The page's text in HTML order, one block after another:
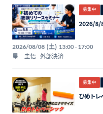
募集中
2026/8/8
2026/08/08 (土) 13:00 - 17:00
星 圭悟 外部決済
募集中
ひめトレ